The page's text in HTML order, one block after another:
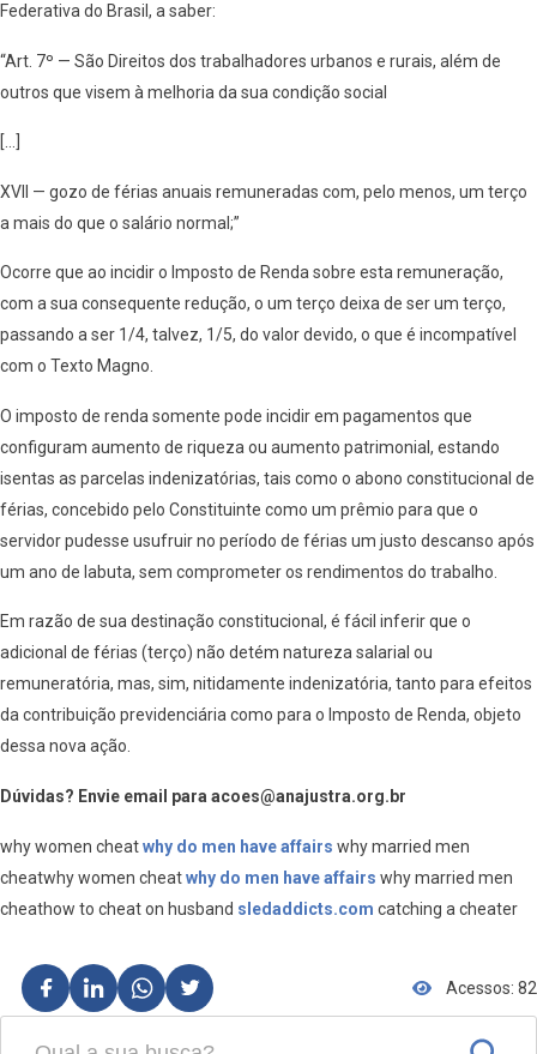
Federativa do Brasil, a saber:
“Art. 7º — São Direitos dos trabalhadores urbanos e rurais, além de
outros que visem à melhoria da sua condição social
[…]
XVII — gozo de férias anuais remuneradas com, pelo menos, um terço
a mais do que o salário normal;”
Ocorre que ao incidir o Imposto de Renda sobre esta remuneração,
com a sua consequente redução, o um terço deixa de ser um terço,
passando a ser 1/4, talvez, 1/5, do valor devido, o que é incompatível
com o Texto Magno.
O imposto de renda somente pode incidir em pagamentos que
configuram aumento de riqueza ou aumento patrimonial, estando
isentas as parcelas indenizatórias, tais como o abono constitucional de
férias, concebido pelo Constituinte como um prêmio para que o
servidor pudesse usufruir no período de férias um justo descanso após
um ano de labuta, sem comprometer os rendimentos do trabalho.
Em razão de sua destinação constitucional, é fácil inferir que o
adicional de férias (terço) não detém natureza salarial ou
remuneratória, mas, sim, nitidamente indenizatória, tanto para efeitos
da contribuição previdenciária como para o Imposto de Renda, objeto
dessa nova ação.
Dúvidas? Envie email para acoes@anajustra.org.br
why women cheatwhy do men have affairs why married men
cheatwhy women cheatwhy do men have affairs why married men
cheathow to cheat on husband sledaddicts.com catching a cheater
Acessos: 82